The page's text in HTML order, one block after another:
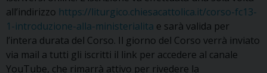
all’indirizzo https://liturgico.chiesacattolica.it/corso-fc13-
1-introduzione-alla-ministerialita e sarà valida per
l’intera durata del Corso. Il giorno del Corso verrà inviato
via mail a tutti gli iscritti il link per accedere al canale
YouTube, che rimarrà attivo per rivedere la